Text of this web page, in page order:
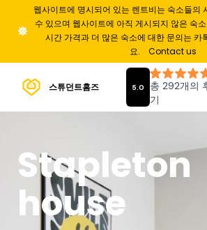
웹사이트에 명시되어 있는 렌트비는 숙소들의
수 있으며 웹사이트에 아직 게시되지 않은 숙
시간 가격과 더 많은 숙소에 대한 문의는 카
요.
Contact us
스튜던트홈즈
Stapleton
house